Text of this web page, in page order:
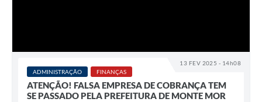
13 FEV 2025 - 14h08
ADMINISTRAÇÃO FINANÇAS
ATENÇÃO! FALSA EMPRESA DE COBRANÇA TEM
SE PASSADO PELA PREFEITURA DE MONTE MOR